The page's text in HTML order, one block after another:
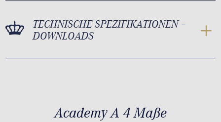
TECHNISCHE SPEZIFIKATIONEN –
DOWNLOADS
Academy A 4 Maße